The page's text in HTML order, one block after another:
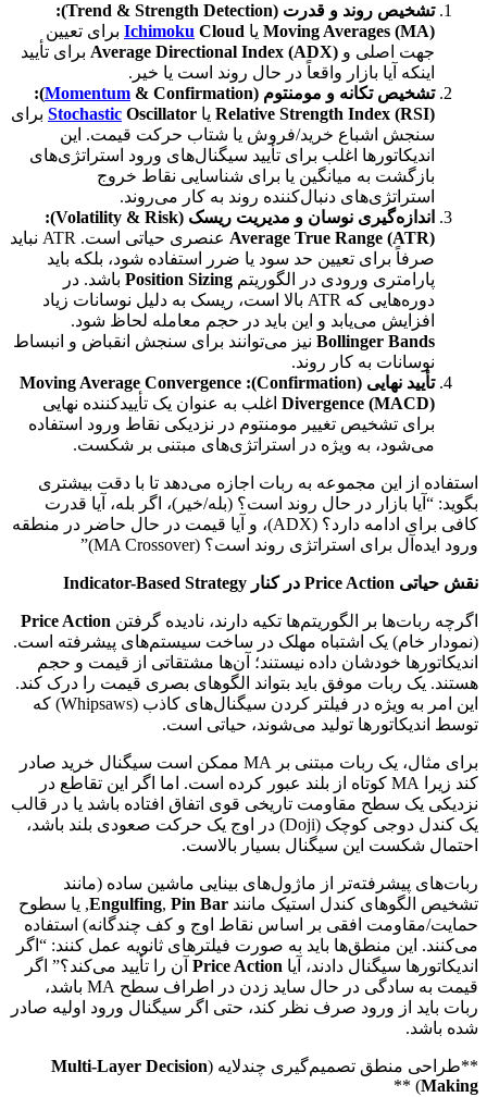
تشخیص روند و قدرت (Trend & Strength Detection):
Moving Averages (MA) یا Ichimoku Cloud
برای تعیین
جهت اصلی و Average Directional Index (ADX) برای تأیید
اینکه آیا بازار واقعاً در حال روند است یا خیر.
تشخیص تکانه و مومنتوم (
Momentum & Confirmation):
Relative Strength Index (RSI) یا Stochastic Oscillator
برای
سنجش اشباع خرید/فروش یا شتاب حرکت قیمت. این
اندیکاتورها اغلب برای تأیید سیگنال‌های ورود استراتژی‌های
بازگشت به میانگین یا برای شناسایی نقاط خروج
استراتژی‌های دنبال‌کننده روند به کار می‌روند.
اندازه‌گیری نوسان و مدیریت ریسک (Volatility & Risk):
Average True Range (ATR)
عنصری حیاتی است. ATR نباید
صرفاً برای تعیین حد سود یا ضرر استفاده شود، بلکه باید
پارامتری ورودی در الگوریتم Position Sizing باشد. در
دوره‌هایی که ATR بالا است، ریسک به دلیل نوسانات زیاد
افزایش می‌یابد و این باید در حجم معامله لحاظ شود.
Bollinger Bands نیز می‌توانند برای سنجش انقباض و انبساط
نوسانات به کار روند.
تأیید نهایی (Confirmation):
Moving Average Convergence
Divergence (MACD) اغلب به عنوان یک تأییدکننده نهایی
برای تشخیص تغییر مومنتوم در نزدیکی نقاط ورود استفاده
می‌شود، به ویژه در استراتژی‌های مبتنی بر شکست.
استفاده از این مجموعه به ربات اجازه می‌دهد تا با دقت بیشتری
بگوید: “آیا بازار در حال روند است؟ (بله/خیر)، اگر بله، آیا قدرت
کافی برای ادامه دارد؟ (ADX)، و آیا قیمت در حال حاضر در منطقه
ورود ایده‌آل برای استراتژی روند است؟ (MA Crossover)”
نقش حیاتی Price Action در کنار Indicator-Based Strategy
اگرچه ربات‌ها بر الگوریتم‌ها تکیه دارند، نادیده گرفتن Price Action
(نمودار خام) یک اشتباه مهلک در ساخت سیستم‌های پیشرفته است.
اندیکاتورها خودشان داده نیستند؛ آن‌ها مشتقاتی از قیمت و حجم
هستند. یک ربات موفق باید بتواند الگوهای بصری قیمت را درک کند.
این امر به ویژه در فیلتر کردن سیگنال‌های کاذب (Whipsaws) که
توسط اندیکاتورها تولید می‌شوند، حیاتی است.
برای مثال، یک ربات مبتنی بر MA ممکن است سیگنال خرید صادر
کند زیرا MA کوتاه از بلند عبور کرده است. اما اگر این تقاطع در
نزدیکی یک سطح مقاومت تاریخی قوی اتفاق افتاده باشد یا در قالب
یک کندل دوجی کوچک (Doji) در اوج یک حرکت صعودی بلند باشد،
احتمال شکست این سیگنال بسیار بالاست.
ربات‌های پیشرفته‌تر از ماژول‌های بینایی ماشین ساده (مانند
تشخیص الگوهای کندل استیک مانند
Engulfing, Pin Bar
, یا سطوح
حمایت/مقاومت افقی بر اساس نقاط اوج و کف چندگانه) استفاده
می‌کنند. این منطق‌ها باید به صورت فیلترهای ثانویه عمل کنند: “اگر
اندیکاتورها سیگنال دادند، آیا Price Action آن را تأیید می‌کند؟” اگر
قیمت به سادگی در حال ساید زدن در اطراف سطح MA باشد،
ربات باید از ورود صرف نظر کند، حتی اگر سیگنال ورود اولیه صادر
شده باشد.
**طراحی منطق تصمیم‌گیری چندلایه (Multi-Layer Decision
Making
) **